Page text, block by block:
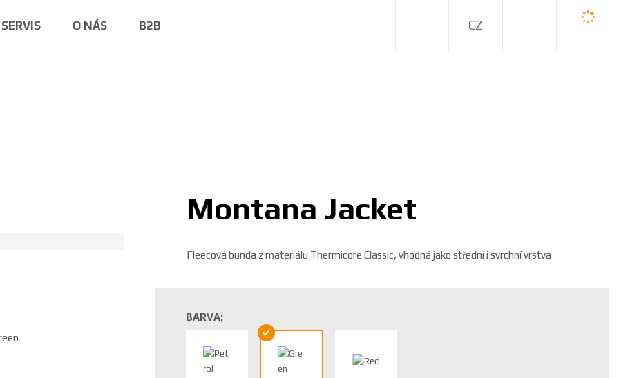
SERVIS O NÁS B2B
Montana Jacket
Fleecová bunda z materiálu Thermicore Classic, vhodná jako střední i svrchní vrstva
BARVA: